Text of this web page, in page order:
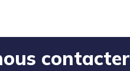
contacter